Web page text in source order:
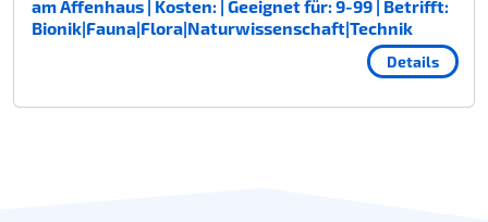
am Affenhaus | Kosten: | Geeignet für: 9-99 | Betrifft:
Bionik|Fauna|Flora|Naturwissenschaft|Technik
Details